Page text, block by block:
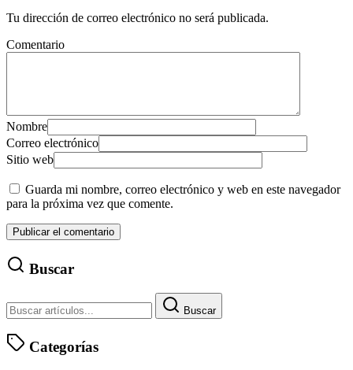
Tu dirección de correo electrónico no será publicada.
Comentario
Nombre
Correo electrónico
Sitio web
Guarda mi nombre, correo electrónico y web en este navegador
para la próxima vez que comente.
Buscar
Buscar
Categorías